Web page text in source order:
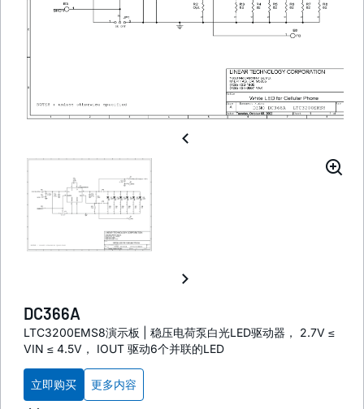
DC366A
LTC3200EMS8演示板 | 稳压电荷泵白光LED驱动器， 2.7V ≤
VIN ≤ 4.5V， IOUT 驱动6个并联的LED
立即购买 更多内容